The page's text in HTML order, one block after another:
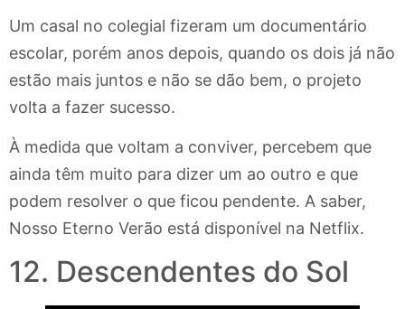
Um casal no colegial fizeram um documentário
escolar, porém anos depois, quando os dois já não
estão mais juntos e não se dão bem, o projeto
volta a fazer sucesso.
À medida que voltam a conviver, percebem que
ainda têm muito para dizer um ao outro e que
podem resolver o que ficou pendente. A saber,
Nosso Eterno Verão está disponível na Netflix.
12. Descendentes do Sol